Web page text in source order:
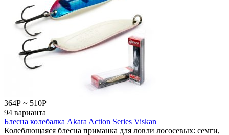
364Р ~ 510Р
94 варианта
Блесна колебалка Akara Action Series Viskan
Колеблющаяся блесна приманка для ловли лососевых: семги,